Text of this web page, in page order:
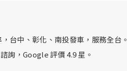
，台中、彰化、南投發車，服務全台。
詢，Google 評價 4.9 星。